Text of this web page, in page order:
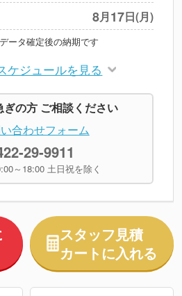
8月17日(月)
ータ確定後の納期です
ケジュールを見る
ぎの方 ご相談ください
合わせフォーム
29-9911
～18:00 土日祝を除く
スタッフ見積
カートに入れる